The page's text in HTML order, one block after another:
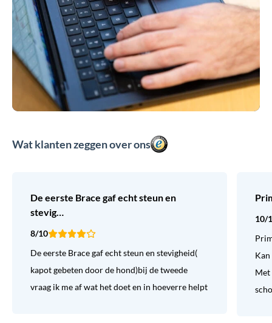
Wat klanten zeggen over ons
De eerste Brace gaf echt steun en
stevig…
8/10
De eerste Brace gaf echt steun en stevigheid(
kapot gebeten door de hond)bij de tweede
vraag ik me af wat het doet en in hoeverre helpt
10/
Met